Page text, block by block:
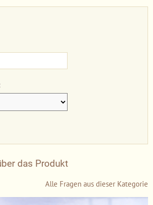
das Produkt
Alle Fragen aus dieser Kategorie